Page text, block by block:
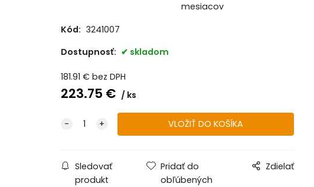
mesiacov
Kód: 3241007
Dostupnosť:
skladom
181.91 € bez DPH
223.75 € ks
Sledovať
produkt
Pridať do
obľúbených
Zdielať